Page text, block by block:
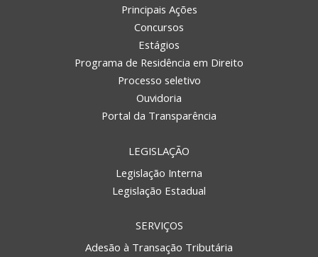
Principais Ações
Concursos
Estágios
Programa de Residência em Direito
Processo seletivo
Ouvidoria
Portal da Transparência
LEGISLAÇÃO
Legislação Interna
Legislação Estadual
SERVIÇOS
Adesão à Transação Tributária